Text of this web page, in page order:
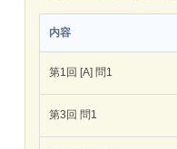
内容
第1回 [A] 問1
第3回 問1